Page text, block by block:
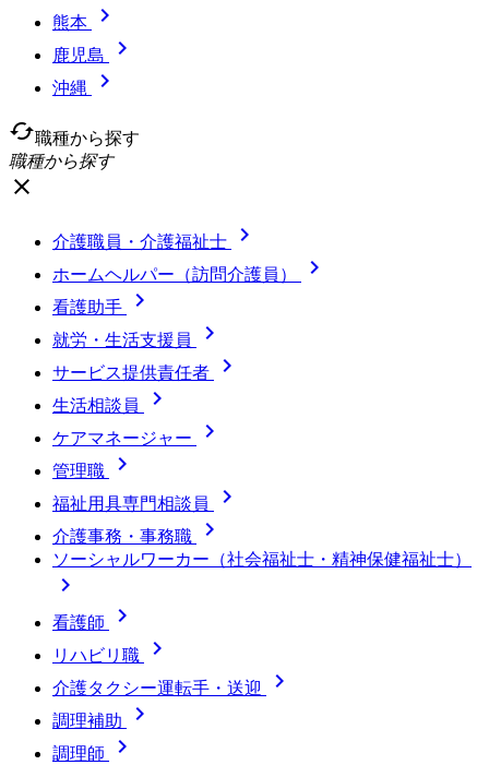
熊本 
鹿児島 
沖縄

cached職種から探す
職種から探す
close
介護職員・介護福祉士 
ホームヘルパー（訪問介護員） 
看護助手 
就労・生活支援員 
サービス提供責任者 
生活相談員 
ケアマネージャー 
管理職 
福祉用具専門相談員 
介護事務・事務職 
ソーシャルワーカー（社会福祉士・精神保健福祉士）

看護師 
リハビリ職 
介護タクシー運転手・送迎 
調理補助 
調理師 